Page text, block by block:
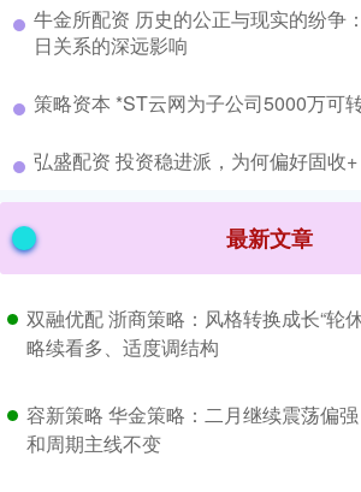
牛金所配资 历史的公正与现实的纷争
日关系的深远影响
策略资本 *ST云网为子公司5000万可
弘盛配资 投资稳进派，为何偏好固收+
最新文章
双融优配 浙商策略：风格转换成长“轮
略续看多、适度调结构
容新策略 华金策略：二月继续震荡偏
和周期主线不变